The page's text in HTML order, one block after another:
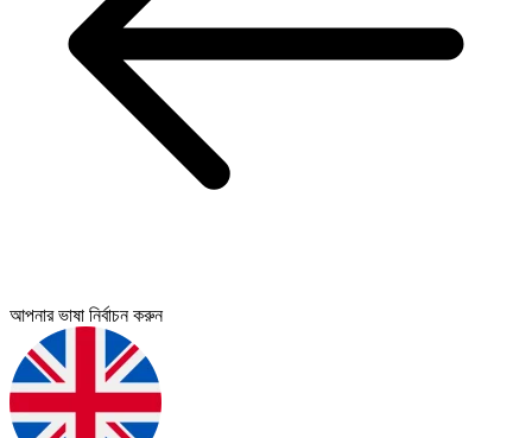
আপনার ভাষা নির্বাচন করুন